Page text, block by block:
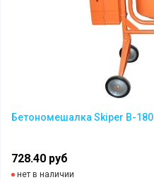
Бетономешалка Skiper B-180
728.40 руб
нет в наличии